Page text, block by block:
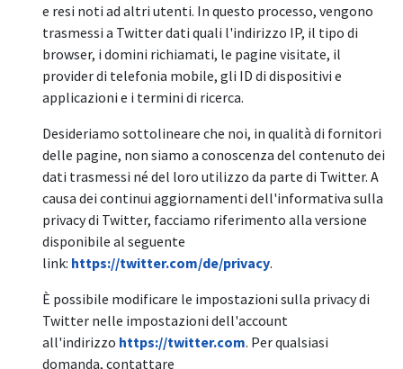
e resi noti ad altri utenti. In questo processo, vengono
trasmessi a Twitter dati quali l'indirizzo IP, il tipo di
browser, i domini richiamati, le pagine visitate, il
provider di telefonia mobile, gli ID di dispositivi e
applicazioni e i termini di ricerca.
Desideriamo sottolineare che noi, in qualità di fornitori
delle pagine, non siamo a conoscenza del contenuto dei
dati trasmessi né del loro utilizzo da parte di Twitter. A
causa dei continui aggiornamenti dell'informativa sulla
privacy di Twitter, facciamo riferimento alla versione
disponibile al seguente
link: https://twitter.com/de/privacy.
È possibile modificare le impostazioni sulla privacy di
Twitter nelle impostazioni dell'account
all'indirizzo https://twitter.com. Per qualsiasi
domanda, contattare